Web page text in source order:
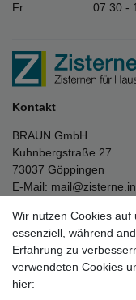
Fr:
07:30 -
Kontakt
BRAUN GmbH
Kuhnbergstraße 27
73037 Göppingen
E-Mail:
Unternehmen
Datenschutzerklärung
Impressum
Wir nutzen Cookies auf
essenziell, während
Erfahrung zu
verwendeten Cookies
hier: